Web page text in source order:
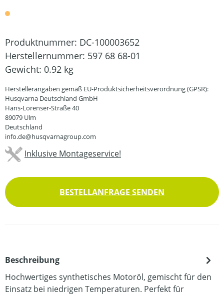
Produktnummer: DC-100003652
Herstellernummer: 597 68 68-01
Gewicht: 0.92 kg
Herstellerangaben gemäß EU-Produktsicherheitsverordnung (GPSR):
Husqvarna Deutschland GmbH
Hans-Lorenser-Straße 40
89079 Ulm
Deutschland
info.de@husqvarnagroup.com
Inklusive Montageservice!
BESTELLANFRAGE SENDEN
Beschreibung
Hochwertiges synthetisches Motoröl, gemischt für den
Einsatz bei niedrigen Temperaturen. Perfekt für